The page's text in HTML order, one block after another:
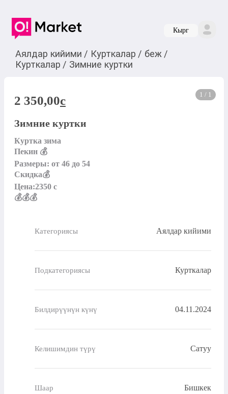
Кырг
Аялдар кийими / Курткалар / беж /
Курткалар / Зимние куртки
1 / 1
2 350,00c
Зимние куртки
Куртка зима
Пекин 💰
Размеры: от 46 до 54
Скидка💰
Цена:2350 с
💰💰💰
Категориясы Аялдар кийими
Подкатегориясы Курткалар
Билдирүүнүн күнү 04.11.2024
Келишимдин түрү Сатуу
Шаар Бишкек